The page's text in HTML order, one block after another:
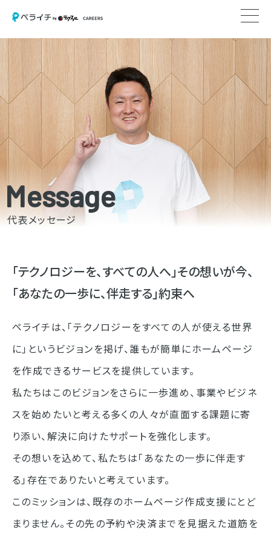
Message
代表メッセージ
「テクノロジーを、すべての人へ」その想いが今、
「あなたの一歩に、伴走する」約束へ
ペライチは、「テクノロジーをすべての人が使える世界
に」というビジョンを掲げ、誰もが簡単にホームページ
を作成できるサービスを提供しています。
私たちはこのビジョンをさらに一歩進め、事業やビジネ
スを始めたいと考える多くの人々が直面する課題に寄
り添い、解決に向けたサポートを強化します。
その想いを込めて、私たちは「あなたの一歩に伴走す
る」存在でありたいと考えています。
このミッションは、既存のホームページ作成支援にとど
まりません。その先の予約や決済までを見据えた道筋を